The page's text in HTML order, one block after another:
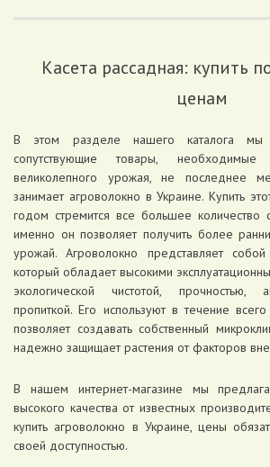
Касета рассадная: купить
ценам
В этом разделе нашего каталога мы
сопутствующие товары,
великолепного урожая, не последнее
занимает агроволокно в Украине. Купить
годом стремится все большее количество
именно он позволяет получить более
урожай. Агроволокно представляет
который обладает высокими
экологической чистотой, прочностью,
пропиткой. Его используют в течение
позволяет создавать собственный
надежно защищает растения от факторов
В нашем интернет-магазине мы
высокого качества от известных
купить агроволокно в Украине, цены
своей доступностью.